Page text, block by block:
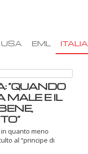
USA EML ITALIA
“QUANDO
MALE E IL
quanto meno
al “principe di